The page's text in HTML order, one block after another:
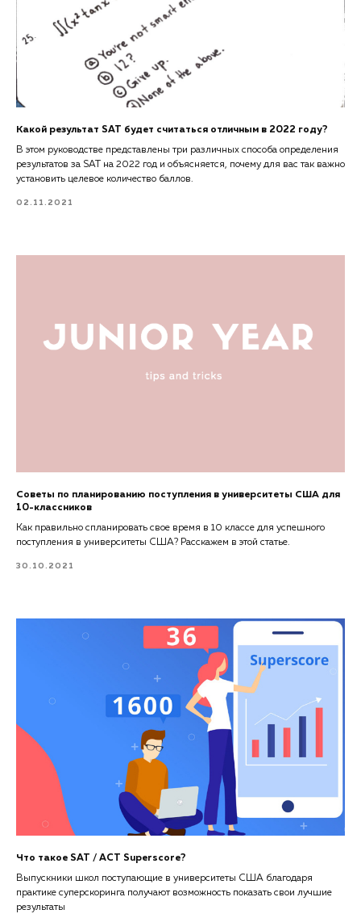
Какой результат SAT будет считаться отличным в 2022 году?
В этом руководстве представлены три различных способа определения
результатов за SAT на 2022 год и объясняется, почему для вас так важно
установить целевое количество баллов.
02.11.2021
Советы по планированию поступления в университеты США для
10-классников
Как правильно спланировать свое время в 10 классе для успешного
поступления в университеты США? Расскажем в этой статье.
30.10.2021
Что такое SAT / ACT Superscore?
Выпускники школ поступающие в университеты США благодаря
практике суперскоринга получают возможность показать свои лучшие
результаты